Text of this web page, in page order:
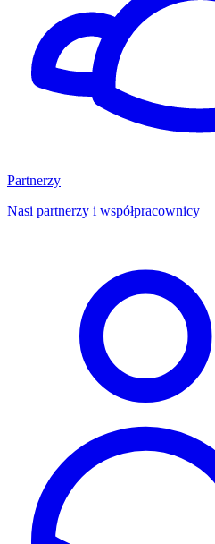
Partnerzy
Nasi partnerzy i współpracownicy